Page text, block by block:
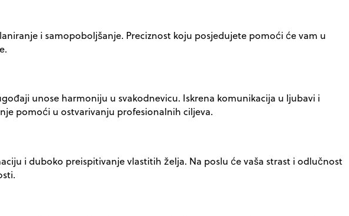
i samopoboljšanje. Preciznost koju posjedujete pomoći će vam u
unose harmoniju u svakodnevicu. Iskrena komunikacija u ljubavi i
pomoći u ostvarivanju profesionalnih ciljeva.
i duboko preispitivanje vlastitih želja. Na poslu će vaša strast i odlučnost